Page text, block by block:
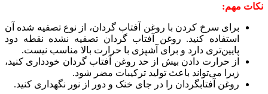
نکات مهم:
برای سرخ کردن با روغن آفتاب گردان، از نوع تصفیه شده آن
استفاده کنید. روغن آفتاب گردان تصفیه نشده نقطه دود
پایین‌تری دارد و برای آشپزی با حرارت بالا مناسب نیست.
از حرارت دادن بیش از حد روغن آفتاب گردان خودداری کنید،
زیرا می‌تواند باعث تولید ترکیبات مضر شود.
روغن آفتابگردان را در جای خنک و دور از نور نگهداری کنید.